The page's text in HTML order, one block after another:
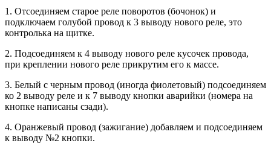
1. Отсоединяем старое реле поворотов (бочонок) и
подключаем голубой провод к 3 выводу нового реле, это
контролька на щитке.
2. Подсоединяем к 4 выводу нового реле кусочек провода,
при креплении нового реле прикрутим его к массе.
3. Белый с черным провод (иногда фиолетовый) подсоединяем
ко 2 выводу реле и к 7 выводу кнопки аварийки (номера на
кнопке написаны сзади).
4. Оранжевый провод (зажигание) добавляем и подсоединяем
к выводу №2 кнопки.